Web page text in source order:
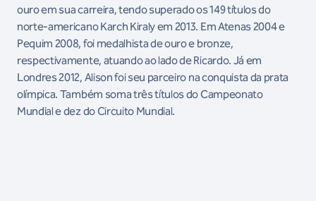
ouro em sua carreira, tendo superado os 149 títulos do
norte-americano Karch Kiraly em 2013. Em Atenas 2004 e
Pequim 2008, foi medalhista de ouro e bronze,
respectivamente, atuando ao lado de Ricardo. Já em
Londres 2012, Alison foi seu parceiro na conquista da prata
olímpica. Também soma três títulos do Campeonato
Mundial e dez do Circuito Mundial.